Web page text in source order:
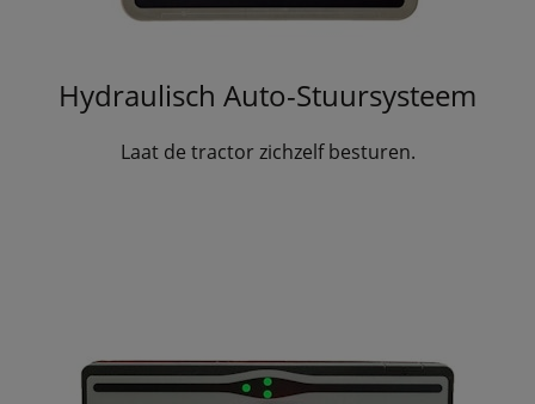
Hydraulisch Auto-Stuursysteem
Laat de tractor zichzelf besturen.